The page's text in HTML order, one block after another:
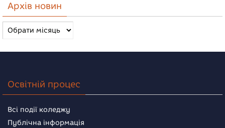
Архів новин
Архів
новин
Освітній процес
Всі події коледжу
Публічна інформація